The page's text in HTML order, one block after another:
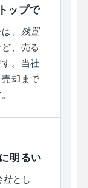
ップで
、 残置
、売る
。当社
却まで
明るい
社とし